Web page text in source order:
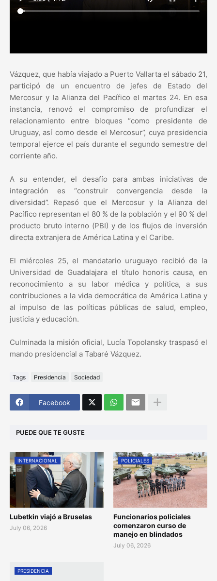
Vázquez, que había viajado a Puerto Vallarta el sábado 21,
participó de un encuentro de jefes de Estado del
Mercosur y la Alianza del Pacífico el martes 24. En esa
instancia, renovó el compromiso de profundizar el
relacionamiento entre bloques “como presidente de
Uruguay, así como desde el Mercosur”, cuya presidencia
temporal ejerce el país durante el segundo semestre del
corriente año.
A su entender, el desafío para ambas iniciativas de
integración es “construir convergencia desde la
diversidad”. Repasó que el Mercosur y la Alianza del
Pacífico representan el 80 % de la población y el 90 % del
producto bruto interno (PBI) y de los flujos de inversión
directa extranjera de América Latina y el Caribe.
El miércoles 25, el mandatario uruguayo recibió de la
Universidad de Guadalajara el título honoris causa, en
reconocimiento a su labor médica y política, a sus
contribuciones a la vida democrática de América Latina y
al impulso de las políticas públicas de salud, empleo,
justicia y educación.
Culminada la misión oficial, Lucía Topolansky traspasó el
mando presidencial a Tabaré Vázquez.
Tags Presidencia Sociedad
Facebook
PUEDE QUE TE GUSTE
INTERNACIONAL
Lubetkin viajó a Bruselas
July 06, 2026
POLICIALES
Funcionarios policiales
comenzaron curso de
manejo en blindados
July 06, 2026
PRESIDENCIA